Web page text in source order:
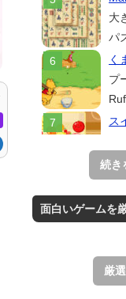
大
パ
く
プ
ス
無
ア
す
ー
ホ
ム
続き
面白いゲームを
厳